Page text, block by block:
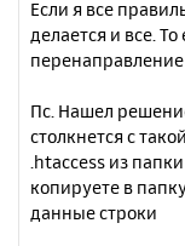
Если я все
делается и все.
перенаправление
Пс. Нашел
столкнется с
.htaccess из
копируете в
данные строки